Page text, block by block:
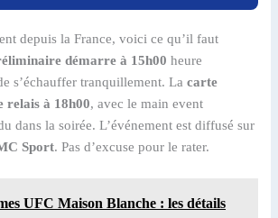
depuis la France, voici ce qu’il faut
démarre à 15h00 heure
s’échauffer tranquillement. Lacarte
relais à 18h00, avec le main event
dans la soirée. L’événement est diffusé sur
Sport. Pas d’excuse pour le rater.
UFC Maison Blanche : les détails